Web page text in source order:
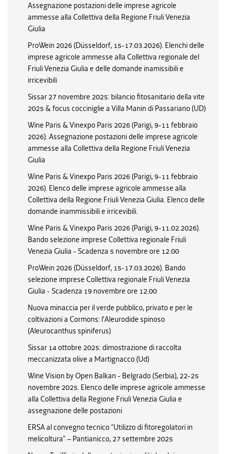
Assegnazione postazioni delle imprese agricole
ammesse alla Collettiva della Regione Friuli Venezia
Giulia
ProWein 2026 (Düsseldorf, 15-17.03.2026). Elenchi delle
imprese agricole ammesse alla Collettiva regionale del
Friuli Venezia Giulia e delle domande inamissibili e
irricevibili
Sissar 27 novembre 2025: bilancio fitosanitario della vite
2025 & focus cocciniglie a Villa Manin di Passariano (UD)
Wine Paris & Vinexpo Paris 2026 (Parigi, 9-11 febbraio
2026). Assegnazione postazioni delle imprese agricole
ammesse alla Collettiva della Regione Friuli Venezia
Giulia
Wine Paris & Vinexpo Paris 2026 (Parigi, 9-11 febbraio
2026). Elenco delle imprese agricole ammesse alla
Collettiva della Regione Friuli Venezia Giulia. Elenco delle
domande inammissibili e irricevibili.
Wine Paris & Vinexpo Paris 2026 (Parigi, 9-11.02.2026).
Bando selezione imprese Collettiva regionale Friuli
Venezia Giulia - Scadenza 5 novembre ore 12.00
ProWein 2026 (Düsseldorf, 15-17.03.2026). Bando
selezione imprese Collettiva regionale Friuli Venezia
Giulia - Scadenza 19 novembre ore 12.00
Nuova minaccia per il verde pubblico, privato e per le
coltivazioni a Cormons: l'Aleurodide spinoso
(Aleurocanthus spiniferus)
Sissar 14 ottobre 2025: dimostrazione di raccolta
meccanizzata olive a Martignacco (Ud)
Wine Vision by Open Balkan - Belgrado (Serbia), 22-25
novembre 2025. Elenco delle imprese agricole ammesse
alla Collettiva della Regione Friuli Venezia Giulia e
assegnazione delle postazioni
ERSA al convegno tecnico “Utilizzo di fitoregolatori in
melicoltura” – Pantianicco, 27 settembre 2025